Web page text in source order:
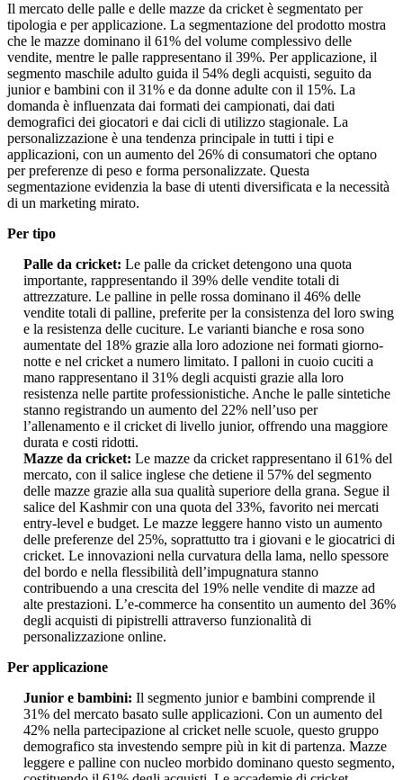
Il mercato delle palle e delle mazze da cricket è segmentato per
tipologia e per applicazione. La segmentazione del prodotto mostra
che le mazze dominano il 61% del volume complessivo delle
vendite, mentre le palle rappresentano il 39%. Per applicazione, il
segmento maschile adulto guida il 54% degli acquisti, seguito da
junior e bambini con il 31% e da donne adulte con il 15%. La
domanda è influenzata dai formati dei campionati, dai dati
demografici dei giocatori e dai cicli di utilizzo stagionale. La
personalizzazione è una tendenza principale in tutti i tipi e
applicazioni, con un aumento del 26% di consumatori che optano
per preferenze di peso e forma personalizzate. Questa
segmentazione evidenzia la base di utenti diversificata e la necessità
di un marketing mirato.
Per tipo
Palle da cricket: Le palle da cricket detengono una quota
importante, rappresentando il 39% delle vendite totali di
attrezzature. Le palline in pelle rossa dominano il 46% delle
vendite totali di palline, preferite per la consistenza del loro swing
e la resistenza delle cuciture. Le varianti bianche e rosa sono
aumentate del 18% grazie alla loro adozione nei formati giorno-
notte e nel cricket a numero limitato. I palloni in cuoio cuciti a
mano rappresentano il 31% degli acquisti grazie alla loro
resistenza nelle partite professionistiche. Anche le palle sintetiche
stanno registrando un aumento del 22% nell’uso per
l’allenamento e il cricket di livello junior, offrendo una maggiore
durata e costi ridotti.
Mazze da cricket: Le mazze da cricket rappresentano il 61% del
mercato, con il salice inglese che detiene il 57% del segmento
delle mazze grazie alla sua qualità superiore della grana. Segue il
salice del Kashmir con una quota del 33%, favorito nei mercati
entry-level e budget. Le mazze leggere hanno visto un aumento
delle preferenze del 25%, soprattutto tra i giovani e le giocatrici di
cricket. Le innovazioni nella curvatura della lama, nello spessore
del bordo e nella flessibilità dell’impugnatura stanno
contribuendo a una crescita del 19% nelle vendite di mazze ad
alte prestazioni. L’e-commerce ha consentito un aumento del 36%
degli acquisti di pipistrelli attraverso funzionalità di
personalizzazione online.
Per applicazione
Junior e bambini: Il segmento junior e bambini comprende il
31% del mercato basato sulle applicazioni. Con un aumento del
42% nella partecipazione al cricket nelle scuole, questo gruppo
demografico sta investendo sempre più in kit di partenza. Mazze
leggere e palline con nucleo morbido dominano questo segmento,